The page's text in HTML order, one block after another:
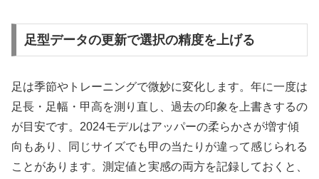
足型データの更新で選択の精度を上げる
足は季節やトレーニングで微妙に変化します。年に一度は
足長・足幅・甲高を測り直し、過去の印象を上書きするの
が目安です。2024モデルはアッパーの柔らかさが増す傾
向もあり、同じサイズでも甲の当たりが違って感じられる
ことがあります。測定値と実感の両方を記録しておくと、